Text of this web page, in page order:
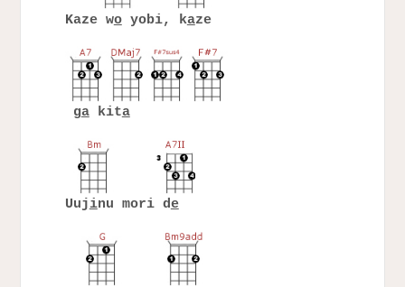
Kaze woyobi, kaze
gakita
Uujinu mori de